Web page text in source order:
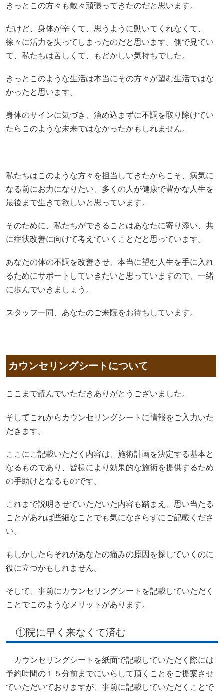
きっとこの方々も散々頑張ってきたのだと思います。
だけど、身体が辛くて、思うように動いてくれなくて、
徐々に活力を失ってしまったのだと思います。側で見てい
て、私たちは苦しくて、もどかしい気持ちでした。
きっとこのような生活は本当にその方々が望む生活ではな
かったと思います。
身体のサインに気づき、溜め込まずに不調を取り除けてい
たらこのような未来ではなかったかもしれません。
私たちはこのような方々を担当してきたからこそ、病気に
なる前にお力になりたい、多くの人が健康で豊かな人生を
最後まで生きて欲しいと思っています。
そのために、私たちができることはあなたに寄り添い、共
に症状改善に向けて考えていくことだと思っています。
あなたの体の不調を改善させ、本当に望む人生を手に入れ
るためにサポートしていきたいと思っていますので、一緒
に歩んでいきましょう。
スタッフ一同、あなたのご来院をお待ちしています。
カウンセリングシートについて
ここまで読んでいただきありがとうございました。
そしてこれからカウンセリングシートに情報をご入力いた
だきます。
ここにご記載いただく内容は、施術計画を決定する基本と
なるものであり、皆様により効果的な施術を提供するため
の手助けとなるものです。
これまで説明させていただいた内容も踏まえ、思い当たる
ことがあれば些細なことでも気になさらずにご記載くださ
い。
もしかしたらそれがあなたの痛みの原因を探していくのに
役に立つかもしれません。
そして、事前にカウンセリングシートを記載していただく
ことでこのようなメリットがあります。
①院に早く来なくて済む
カウンセリングシートを紙面で記載していただく際には
予約時間の１５分前までにいらして頂くことをご提案させ
ていただいておりますが、事前に記載していただくことで